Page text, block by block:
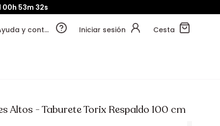
00h 53m 31s
Ayuda y contacto Iniciar sesión Cesta
Altos - Taburete Torix Respaldo 100 cm